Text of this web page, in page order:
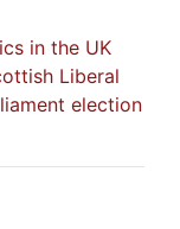
in the UK
Liberal
election